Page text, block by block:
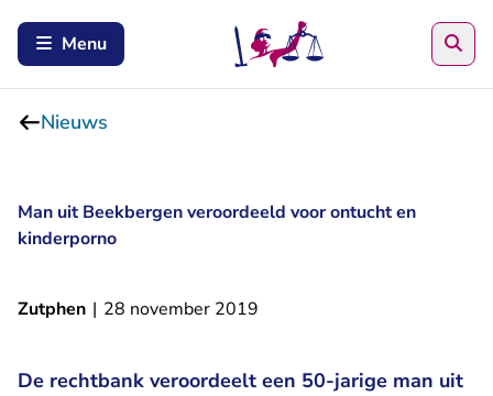
Menu
Nieuws
Man uit Beekbergen veroordeeld voor ontucht en
kinderporno
Zutphen | 28 november 2019
De rechtbank veroordeelt een 50-jarige man uit